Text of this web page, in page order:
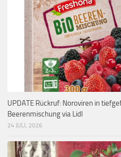
UPDATE Rückruf: Noroviren in
Beerenmischung via Lidl
24 JULI, 2026